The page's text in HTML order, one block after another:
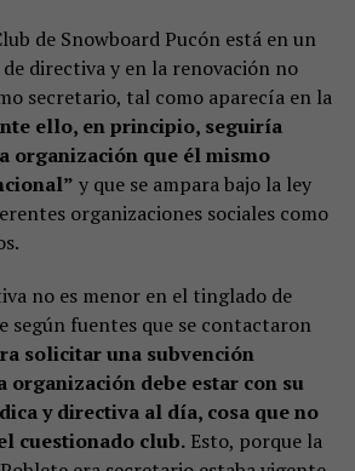
de Snowboard Pucón está en un
directiva y en la renovación no
secretario, tal como aparecía en la
ello, en principio, seguiría
organización que él mismo
y que se ampara bajo la ley
organizaciones sociales como
no es menor en el tinglado de
según fuentes que se contactaron
solicitar una subvención
organización debe estar con su
y directiva al día, cosa que no
cuestionado club.Esto, porque la